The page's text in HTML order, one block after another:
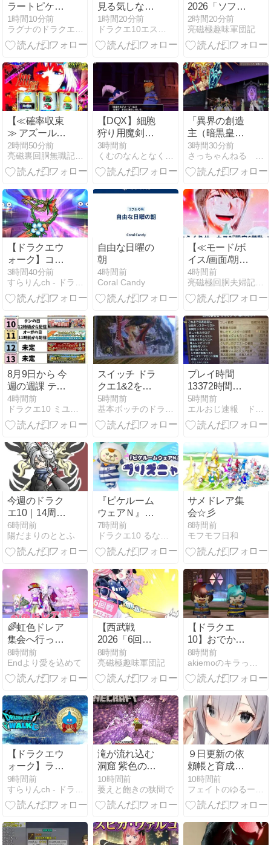
ラートピケコ
ラボ装備を入
手！
1時間10分前
ラグナのドラクエ10 攻略ブログ！
見る気しな
い」←そんな
にダメなん？
『本だし理
1時間20分前
ドラクエ10エストの攻略転生白書
2026「ソフト
バンク相手に
打線と外野守
備が足を引っ
ません」(ソフ
トバンク17回
戦)】
(2026/08/08
[43記事目])
2時間20分前
亮磁極趣味軍団記
【≪確率収束
≫ アズールレ
ーン『海戦ボ
ーナス中に強
レア役』引き
果！】
(2026/08/08
[24記事目])
2時間50分前
亮磁裏回胴無職記(ギャンブル凶)
【DQX】細胞
狩り用魔剣
士、すばやさ
800超えてい
るお話、他、
こころをどこ
まで作るか悩
むお話
3時間前
くむのなんとなくきまぐれに。 毎日更新！
「異界の創造
主（暗黒皇帝
ガナサダ
イ）」が開催
されました！
2026年8月14
日（金）11：
59まで。
3時間30分前
さっちゃんねる DQX
【ドラクエウ
ォーク】コー
プスにブルフ
ィオーレ使っ
ても全然暴走
減っていくん
だけどブルフ
ィオーレ使っ
てる人はどう
いう構成？
3時間40分前
すらりんch - ドラクエウォーク攻略まとめ速報
自由な日曜の
朝
4時間前
Coral Candy
【≪モード/ボ
イス/画面/朝一
≫ からくりサ
ーカス2『設
定6挙動』設
フ！ (導入翌
月)】
(2026/08/08
[26記事目])
4時間前
亮磁極回胴夫婦記 (ギャンブル全般)
8月9日から 今
週の週課 テン
の日、レグナ
ードTA、転生
モンスターフ
ど！
4時間前
ドラクエ10 ミユリのおやつ探し ミリユナ日記たまにリオ
スイッチ ドラ
クエ1&2を買
う
5時間前
基本ボッチのドラクエ１０
プレイ時間
13372時間、
70代冒険者
「じんぞう」
さんの思い出
こり「ドラク
エ版 光のお父
さんだ」
5時間前
エルおじ速報 ドラクエ10攻略まとめ
今週のドラク
エ10｜14周年
と「この先」
が見えた1週
間【2026年8
6時間前
陽だまりのととふ
『ピケルーム
ウェアＮ』で
【プリズニャ
ン】
7時間前
ドラクエ10 るなめりのゆるっとドラクエライフ
サメドレア集
会☆彡
8時間前
モフモフ日和
🌈虹色ドレア
集会へ行って
きました🌟
8時間前
Endより愛を込めて
【西武戦
2026「6回裏
に6点！短文
終了予定が
『最高の劇的
になった逆転
勝利！」(ソフ
トバンク16回
戦)】
(2026/08/08
[42記事目])
8時間前
亮磁極趣味軍団記
【ドラクエ
10】おでかけ
ラリー100と
夏イベント
8時間前
【ドラクエウ
ォーク】ラッ
キーフォーチ
ュンの使い方
教えて
9時間前
滝が流れ込む
洞窟 紫色の霧
の向こうへ と
村人の選別
だ！ マインク
Minecraft #10
10時間前
萎えと飽きの狭間で
９日更新の依
頼帳と育成帳
の案内
10時間前